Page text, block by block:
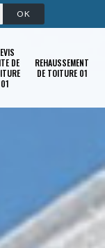
DE
01
REHAUSSEMENT
DE TOITURE 01